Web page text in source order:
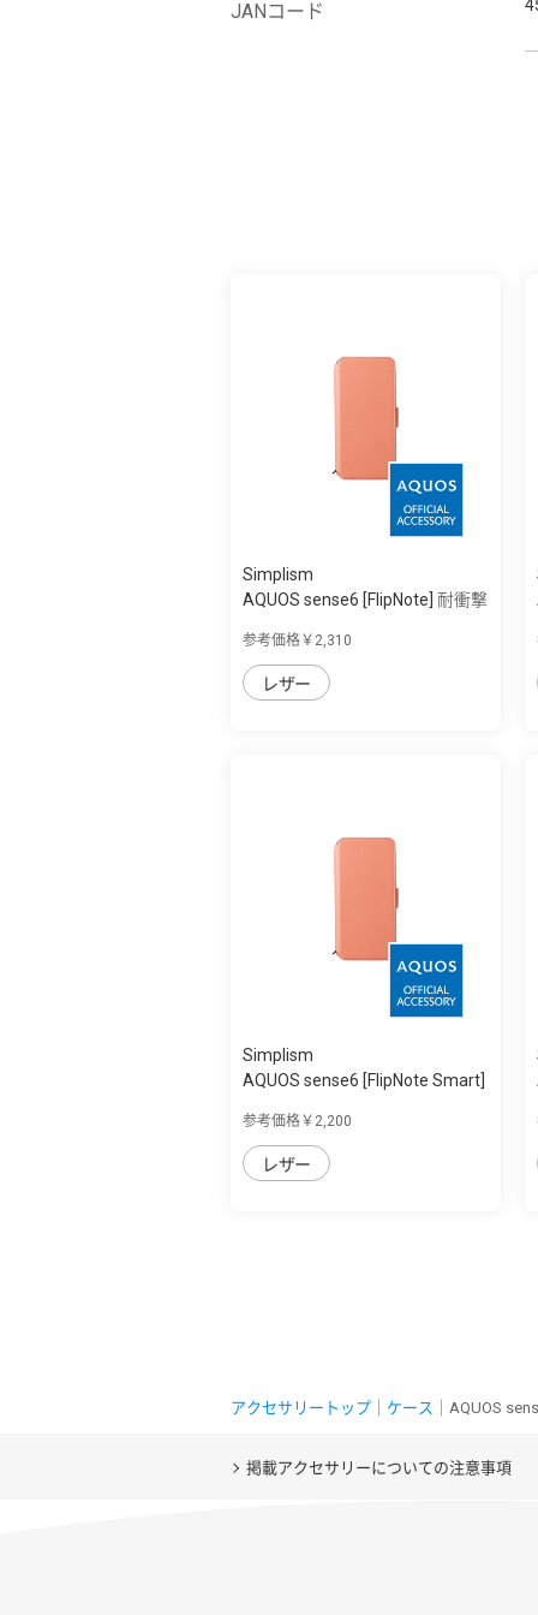
JANコード
Simplism
AQUOS sense6 [FlipNote] 耐衝撃
参考価格￥2,310
レザー
Simplism
AQUOS sense6 [FlipNote Smart]
参考価格￥2,200
レザー
アクセサリートップ ケース ｜AQUOS
掲載アクセサリーについての注意事項